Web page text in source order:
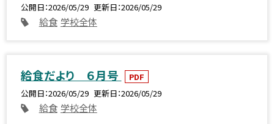
公開日 2026/05/29 更新日 2026/05/29
給食 学校全体
給食だより ６月号
PDF
公開日 2026/05/29 更新日 2026/05/29
給食 学校全体